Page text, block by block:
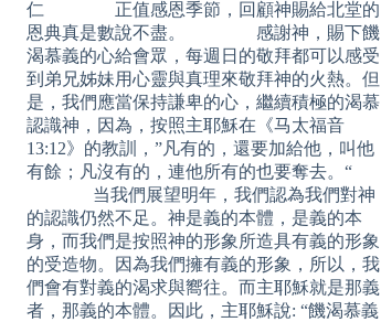
仁 正值感恩季節，回顧神賜給北堂的
恩典真是數說不盡。 感謝神，賜下饑
渴慕義的心給會眾，每週日的敬拜都可以感受
到弟兄姊妹用心靈與真理來敬拜神的火熱。但
是，我們應當保持謙卑的心，繼續積極的渴慕
認識神，因為，按照主耶穌在《马太福音
13:12》的教訓，”凡有的，還要加給他，叫他
有餘；凡沒有的，連他所有的也要奪去。“
当我們展望明年，我們認為我們對神
的認識仍然不足。神是義的本體，是義的本
身，而我們是按照神的形象所造具有義的形象
的受造物。因為我們擁有義的形象，所以，我
們會有對義的渴求與嚮往。而主耶穌就是那義
者，那義的本體。因此，主耶穌說: “饑渴慕義